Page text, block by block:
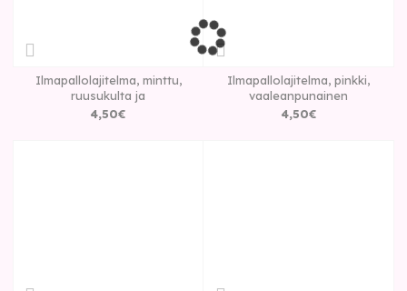
Ilmapallolajitelma, minttu,
ruusukulta ja
4,50€
Ilmapallolajitelma, pinkki,
vaaleanpunainen
4,50€